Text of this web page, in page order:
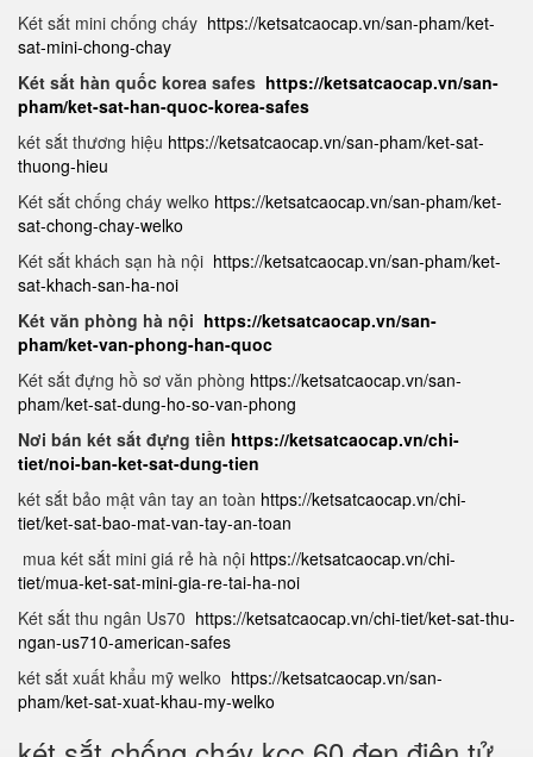
Két sắt mini chống cháy https://ketsatcaocap.vn/san-pham/ket-
sat-mini-chong-chay
Két sắt hàn quốc korea safes https://ketsatcaocap.vn/san-
pham/ket-sat-han-quoc-korea-safes
két sắt thương hiệu https://ketsatcaocap.vn/san-pham/ket-sat-
thuong-hieu
Két sắt chống cháy welko https://ketsatcaocap.vn/san-pham/ket-
sat-chong-chay-welko
Két sắt khách sạn hà nội https://ketsatcaocap.vn/san-pham/ket-
sat-khach-san-ha-noi
Két văn phòng hà nội https://ketsatcaocap.vn/san-
pham/ket-van-phong-han-quoc
Két sắt đựng hồ sơ văn phòng https://ketsatcaocap.vn/san-
pham/ket-sat-dung-ho-so-van-phong
Nơi bán két sắt đựng tiền https://ketsatcaocap.vn/chi-
tiet/noi-ban-ket-sat-dung-tien
két sắt bảo mật vân tay an toàn https://ketsatcaocap.vn/chi-
tiet/ket-sat-bao-mat-van-tay-an-toan
mua két sắt mini giá rẻ hà nội https://ketsatcaocap.vn/chi-
tiet/mua-ket-sat-mini-gia-re-tai-ha-noi
Két sắt thu ngân Us70 https://ketsatcaocap.vn/chi-tiet/ket-sat-thu-
ngan-us710-american-safes
két sắt xuất khẩu mỹ welko https://ketsatcaocap.vn/san-
pham/ket-sat-xuat-khau-my-welko